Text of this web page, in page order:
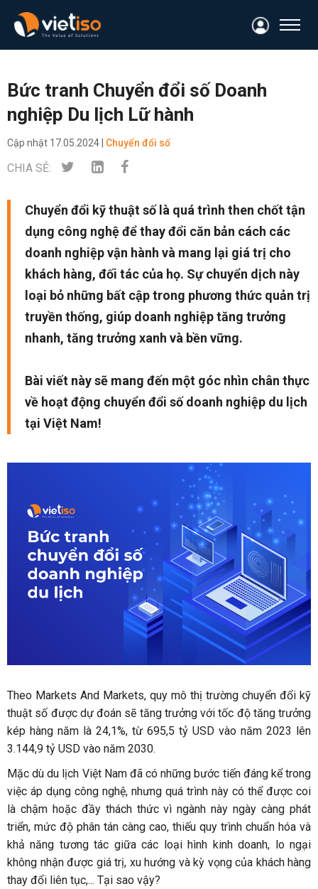
Bức tranh Chuyển đổi số Doanh
nghiệp Du lịch Lữ hành
Cập nhật 17.05.2024 | Chuyển đổi số
CHIA SẺ:
Chuyển đổi kỹ thuật số là quá trình then chốt tận
dụng công nghệ để thay đổi căn bản cách các
doanh nghiệp vận hành và mang lại giá trị cho
khách hàng, đối tác của họ. Sự chuyển dịch này
loại bỏ những bất cập trong phương thức quản trị
truyền thống, giúp doanh nghiệp tăng trưởng
nhanh, tăng trưởng xanh và bền vững.
Bài viết này sẽ mang đến một góc nhìn chân thực
về hoạt động chuyển đổi số doanh nghiệp du lịch
tại Việt Nam!
Theo Markets And Markets, quy mô thị trường chuyển đổi kỹ
thuật số được dự đoán sẽ tăng trưởng với tốc độ tăng trưởng
kép hàng năm là 24,1%, từ 695,5 tỷ USD vào năm 2023 lên
3.144,9 tỷ USD vào năm 2030.
Mặc dù du lịch Việt Nam đã có những bước tiến đáng kể trong
việc áp dụng công nghệ, nhưng quá trình này có thể được coi
là chậm hoặc đầy thách thức vì ngành này ngày càng phát
triển, mức độ phân tán càng cao, thiếu quy trình chuẩn hóa và
khả năng tương tác giữa các loại hình kinh doanh, lo ngại
không nhận được giá trị, xu hướng và kỳ vọng của khách hàng
thay đổi liên tục,... Tại sao vậy?